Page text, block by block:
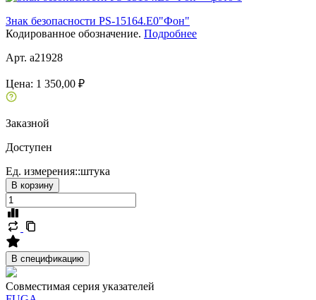
Знак безопасности PS-15164.E0"Фон"
Кодированное обозначение. Подробнее
Арт. a21928
Цена: 1 350,00 ₽
Заказной
Доступен
Ед. измерения::штука
В корзину
В спецификацию
Совместимая серия указателей